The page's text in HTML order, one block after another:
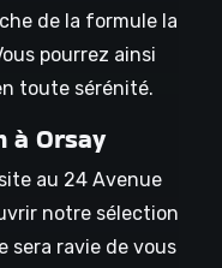
de la formule la
pourrez ainsi
toute sérénité.
à Orsay
au 24 Avenue
notre sélection
sera ravie de vous